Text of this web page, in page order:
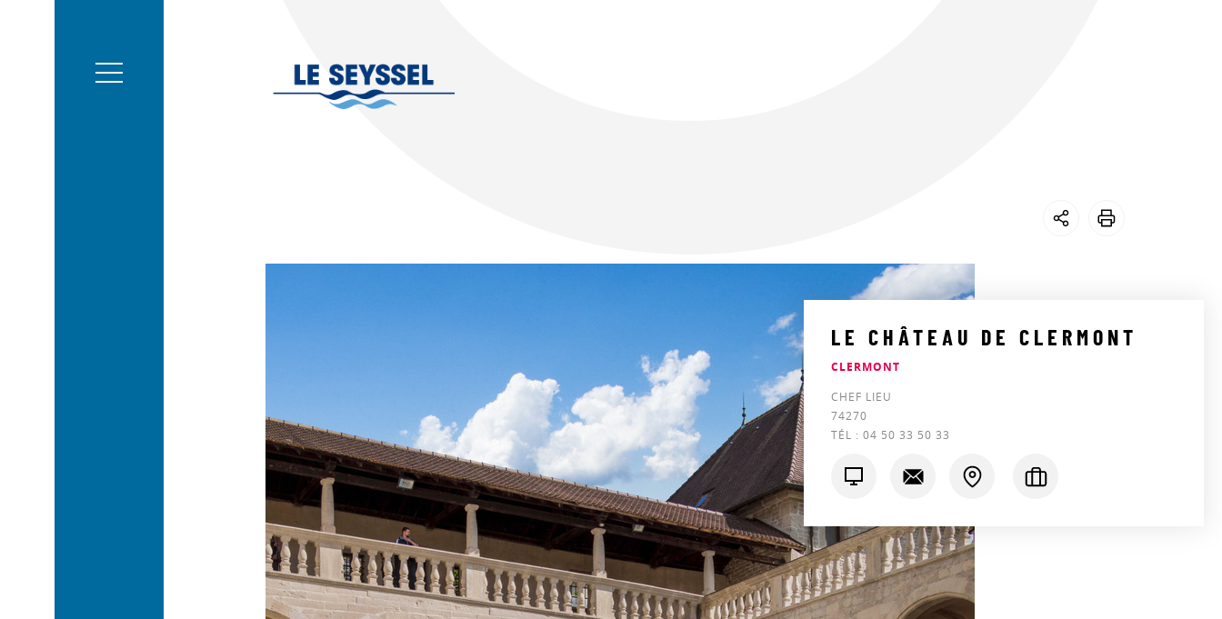
LE CHÂTEAU DE CLERMONT
CLERMONT
CHEF LIEU
74270
TÉL : 04 50 33 50 33